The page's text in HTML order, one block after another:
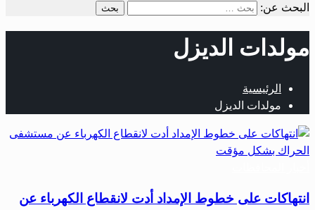
البحث عن:
مولدات الديزل
الرئيسية
مولدات الديزل
انتهاكات على خطوط الإمداد أدت لانقطاع الكهرباء عن